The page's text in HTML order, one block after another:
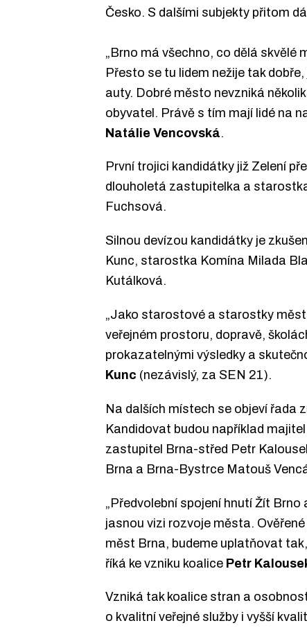
Česko. S dalšími subjekty přitom
„Brno má všechno, co dělá skvělé
Přesto se tu lidem nežije tak
auty. Dobré město nevzniká
obyvatel. Právě s tím mají lidé na
Natálie Vencovská.
První trojici kandidátky již Zelení
dlouholetá zastupitelka a
Fuchsová.
Silnou devízou kandidátky je
Kunc, starostka Komína Milada
Kutálková.
„Jako starostové a starostky
veřejném prostoru, dopravě,
prokazatelnými výsledky a
Kunc (nezávislý, za SEN 21).
Na dalších místech se objeví řada
Kandidovat budou například
zastupitel Brna-střed Petr
Brna a Brna-Bystrce Matouš
„Předvolební spojení hnutí Žít
jasnou vizi rozvoje města.
měst Brna, budeme uplatňovat
říká ke vzniku koalice Petr
Vzniká tak koalice stran a
o kvalitní veřejné služby i vyšší